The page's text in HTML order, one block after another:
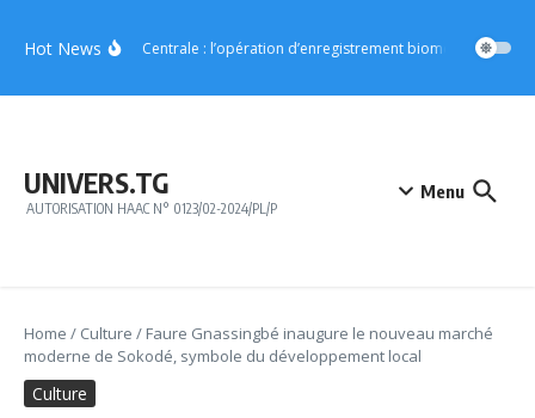
Hot NewsRégion Centrale : l’opération d’enregistrement biométrique
UNIVERS.TG
AUTORISATION HAAC N° 0123/02-2024/PL/P
Menu
Home / Culture / Faure Gnassingbé inaugure le nouveau marché
moderne de Sokodé, symbole du développement local
Culture